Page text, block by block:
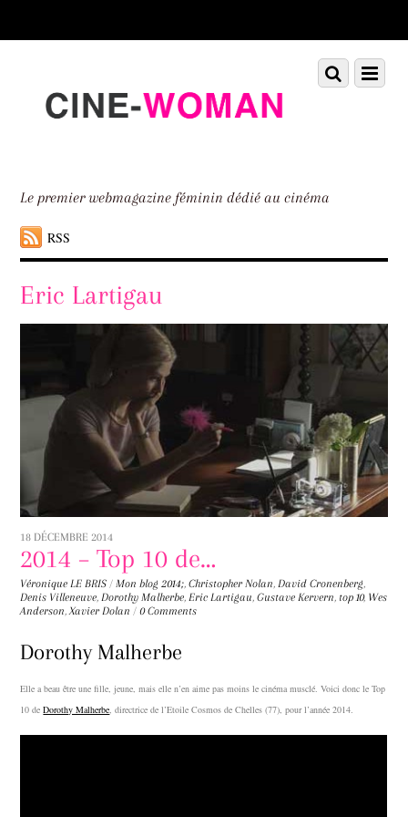
down
Le premier webmagazine féminin dédié au cinéma
RSS
Menu
Scroll
down
Eric Lartigau
18 DÉCEMBRE 2014
2014 – Top 10 de…
Véronique LE BRIS / Mon blog 2014;,Christopher Nolan, David Cronenberg,
Denis Villeneuve, Dorothy Malherbe, Eric Lartigau,Gustave Kervern, top 10, Wes
Anderson,Xavier Dolan / 0 Comments
Dorothy Malherbe
Elle a beau être une fille, jeune, mais elle n’en aime pas moins le cinéma musclé. Voici donc le Top
10 deDorothy Malherbe , directrice de l’Etoile Cosmos de Chelles (77), pour l’année 2014.